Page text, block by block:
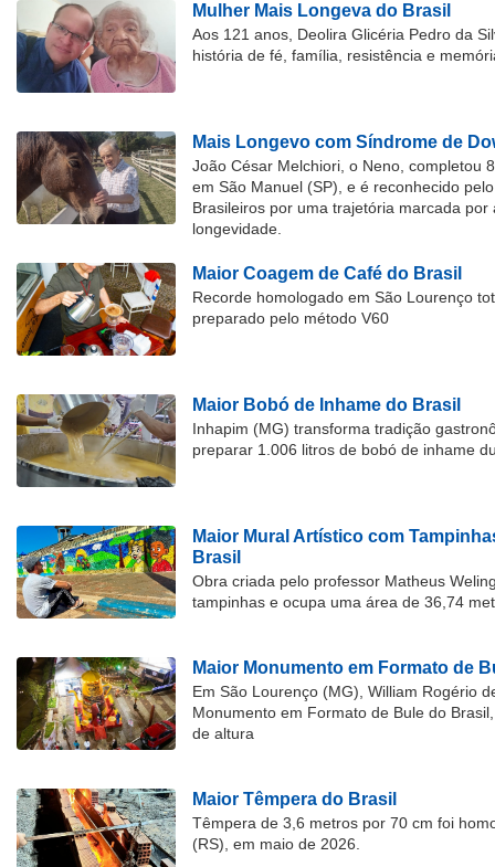
Mulher Mais Longeva do Brasil
Aos 121 anos, Deolira Glicéria Pedro da
história de fé, família, resistência e
Mais Longevo com Síndrome de
João César Melchiori, o Neno, completou
em São Manuel (SP), e é reconhecido
Brasileiros por uma trajetória marcada por
longevidade.
Maior Coagem de Café do Brasil
Recorde homologado em São Lourenço
preparado pelo método V60
Maior Bobó de Inhame do Brasil
Inhapim (MG) transforma tradição
preparar 1.006 litros de bobó de inhame
Maior Mural Artístico com
Brasil
Obra criada pelo professor Matheus
tampinhas e ocupa uma área de 36,74
Maior Monumento em Formato de
Em São Lourenço (MG), William Rogério
Monumento em Formato de Bule do
de altura
Maior Têmpera do Brasil
Têmpera de 3,6 metros por 70 cm foi
(RS), em maio de 2026.